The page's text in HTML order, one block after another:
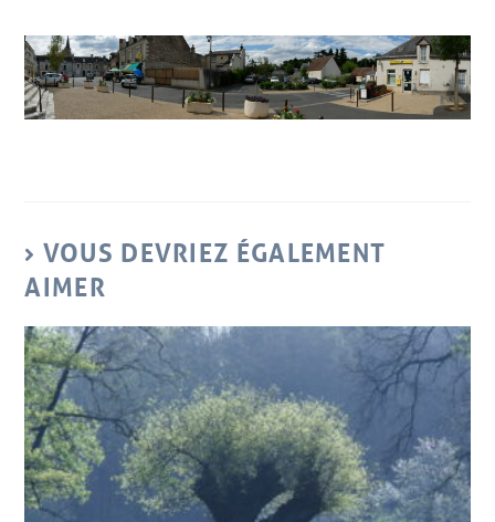
VOUS DEVRIEZ ÉGALEMENT
AIMER